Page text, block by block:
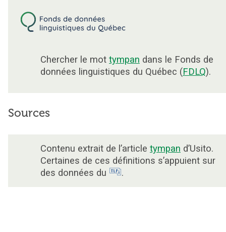
Chercher le mot tympan dans le Fonds de
données linguistiques du Québec (FDLQ).
Sources
Contenu extrait de l’article tympan d’Usito.
Certaines de ces définitions s’appuient sur
des données du
.